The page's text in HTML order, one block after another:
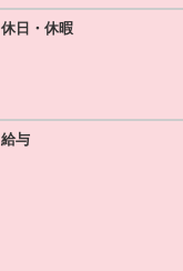
休日・休暇
給与